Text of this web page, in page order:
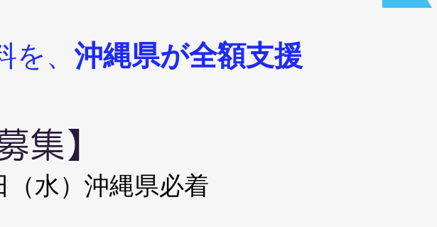
を、沖縄県が全額支援
集】
水）沖縄県必着